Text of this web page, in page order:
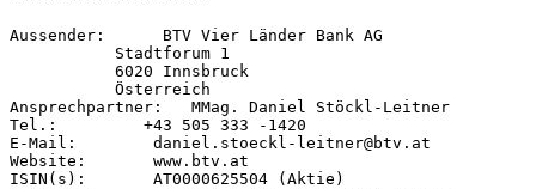
Aussender:      BTV Vier Länder Bank AG
           Stadtforum 1
           6020 Innsbruck
           Österreich
Ansprechpartner:   MMag. Daniel Stöckl-Leitner
Tel.:         +43 505 333 -1420
E-Mail:        daniel.stoeckl-leitner@btv.at
Website:       www.btv.at
ISIN(s):       AT0000625504 (Aktie)